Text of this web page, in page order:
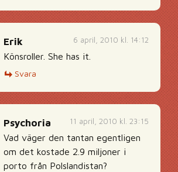
6 april, 2010 kl. 14:12
Erik
Könsroller. She has it.
Svara
11 april, 2010 kl. 23:15
Psychoria
Vad väger den tantan egentligen
om det kostade 2.9 miljoner i
porto från Polslandistan?